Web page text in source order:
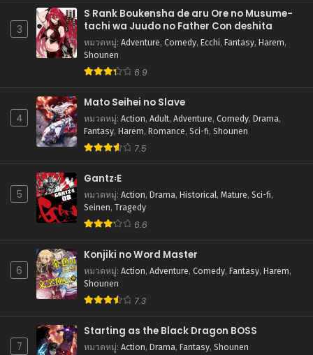
สิงหาคม 5, 2025
ตอนที่ 67
สิงหาคม 5, 2025
ตอนที่ 65
สิงหาคม 5, 2025
สิงหาคม 5, 2025
ตอนที่ 63
สิงหาคม 5, 2025
ตอนที่ 62
สิงหาคม 5, 2025
ตอนที่ 61
สิงหาคม 5, 2025
ตอนที่ 60
สิงหาคม 5, 2025
3
S Rank Boukensha de aru Ore no Musume-
tachi wa Juudo no Father Con deshita
หมวดหมู่: Adventure, Comedy, Ecchi, Fantasy, Harem,
Shounen
6.9
4
Mato Seihei no Slave
หมวดหมู่: Action, Adult, Adventure, Comedy, Drama,
Fantasy, Harem, Romance, Sci-fi, Shounen
7.5
5
Gantz꞉E
หมวดหมู่: Action, Drama, Historical, Mature, Sci-fi,
Seinen, Tragedy
6.6
6
Konjiki no Word Master
หมวดหมู่: Action, Adventure, Comedy, Fantasy, Harem,
Shounen
7.3
7
Starting as the Black Dragon BOSS
หมวดหมู่: Action, Drama, Fantasy, Shounen